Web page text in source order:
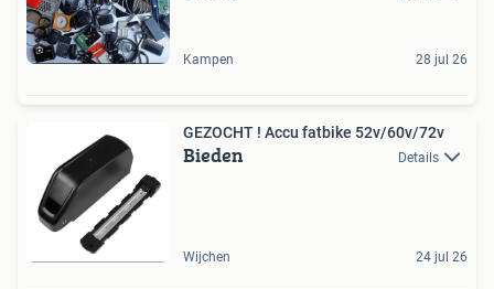
Kampen 28 jul 26
GEZOCHT ! Accu fatbike 52v/60v/72v
Bieden Details
Wijchen 24 jul 26